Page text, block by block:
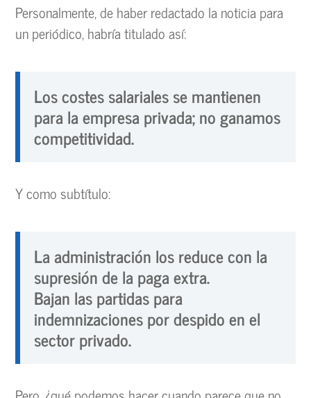
Personalmente, de haber redactado la noticia para
un periódico, habría titulado así:
Los costes salariales se mantienen
para la empresa privada; no ganamos
competitividad.
Y como subtítulo:
La administración los reduce con la
supresión de la paga extra.
Bajan las partidas para
indemnizaciones por despido en el
sector privado.